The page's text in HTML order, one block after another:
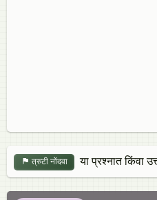
त्रुटी नोंदवा या प्रश्नात किंवा